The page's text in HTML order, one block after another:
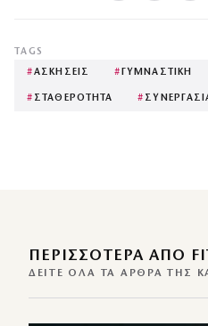
TAGS
#ΑΣΚΗΣΕΙΣ # ΓΥΜΝΑΣΤΙΚΗ
# ΣΤΑΘΕΡΟΤΗΤΑ #
ΠΕΡΙΣΣΌΤΕΡΑ ΑΠΌ
ΔΕΊΤΕ ΌΛΑ ΤΑ ΆΡΘΡΑ ΤΗΣ